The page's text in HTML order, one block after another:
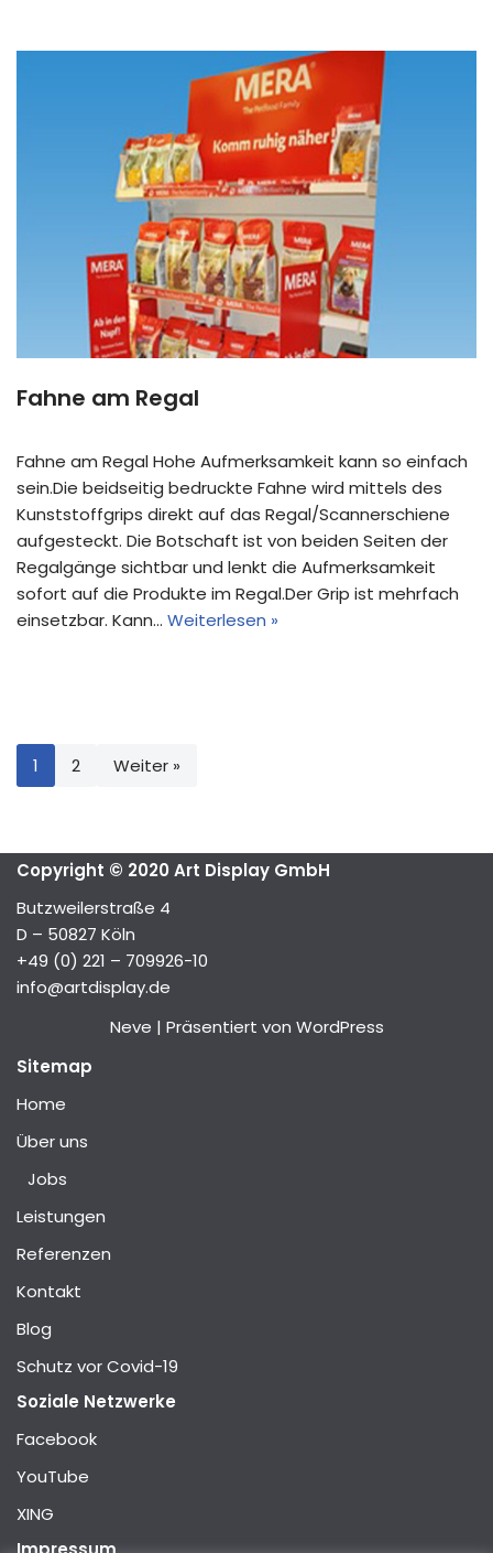
Fahne am Regal
Fahne am Regal Hohe Aufmerksamkeit kann so einfach
sein.Die beidseitig bedruckte Fahne wird mittels des
Kunststoffgrips direkt auf das Regal/Scannerschiene
aufgesteckt. Die Botschaft ist von beiden Seiten der
Regalgänge sichtbar und lenkt die Aufmerksamkeit
sofort auf die Produkte im Regal.Der Grip ist mehrfach
einsetzbar. Kann… Weiterlesen »
1 2 Weiter »
Copyright © 2020 Art Display GmbH
Butzweilerstraße 4
D – 50827 Köln
+49 (0) 221 – 709926-10
info@artdisplay.de
Neve | Präsentiert von WordPress
Sitemap
Home
Über uns
Jobs
Leistungen
Referenzen
Kontakt
Blog
Schutz vor Covid-19
Soziale Netzwerke
Facebook
YouTube
XING